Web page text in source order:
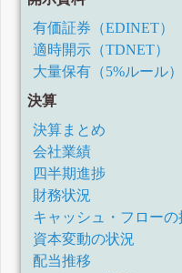
有価証券（EDINET）
適時開示（TDNET）
大量保有（5%ルール）
決算
決算まとめ
会社業績
四半期進捗
財務状況
キャッシュ・フローの
資本変動の状況
配当推移